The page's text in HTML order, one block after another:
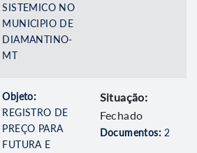
SISTEMICO NO
MUNICIPIO DE
DIAMANTINO-
MT
Objeto:
REGISTRO DE
PREÇO PARA
FUTURA E
Situação:
Fechado
Documentos: 2